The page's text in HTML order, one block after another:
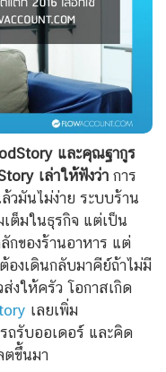
และคุณฐากูร
เล่าให้ฟังว่า การ
วมันไม่ง่าย ระบบร้าน
ต็มในธุรกิจ แต่เป็น
กของร้านอาหาร แต่
องเดินกลับมาคีย์ถ้าไม่มี
งให้ครัว โอกาสเกิด
เลยเพิ่ม
ถรับออเดอร์ และคิด
ตขึ้นมา